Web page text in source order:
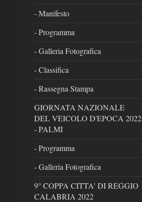
- Manifesto
- Programma
- Galleria Fotografica
- Classifica
- Rassegna Stampa
GIORNATA NAZIONALE
DEL VEICOLO D'EPOCA 2022
- PALMI
- Programma
- Galleria Fotografica
9° COPPA CITTA' DI REGGIO
CALABRIA 2022